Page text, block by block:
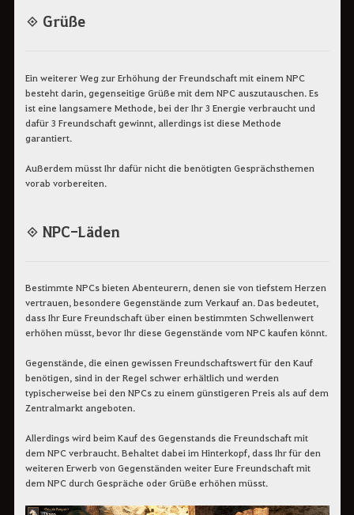
◈ Grüße
Ein weiterer Weg zur Erhöhung der Freundschaft mit einem NPC
besteht darin, gegenseitige Grüße mit dem NPC auszutauschen. Es
ist eine langsamere Methode, bei der Ihr 3 Energie verbraucht und
dafür 3 Freundschaft gewinnt, allerdings ist diese Methode
garantiert.
Außerdem müsst Ihr dafür nicht die benötigten Gesprächsthemen
vorab vorbereiten.
◈ NPC-Läden
Bestimmte NPCs bieten Abenteurern, denen sie von tiefstem Herzen
vertrauen, besondere Gegenstände zum Verkauf an. Das bedeutet,
dass Ihr Eure Freundschaft über einen bestimmten Schwellenwert
erhöhen müsst, bevor Ihr diese Gegenstände vom NPC kaufen könnt.
Gegenstände, die einen gewissen Freundschaftswert für den Kauf
benötigen, sind in der Regel schwer erhältlich und werden
typischerweise bei den NPCs zu einem günstigeren Preis als auf dem
Zentralmarkt angeboten.
Allerdings wird beim Kauf des Gegenstands die Freundschaft mit
dem NPC verbraucht. Behaltet dabei im Hinterkopf, dass Ihr für den
weiteren Erwerb von Gegenständen weiter Eure Freundschaft mit
dem NPC durch Gespräche oder Grüße erhöhen müsst.